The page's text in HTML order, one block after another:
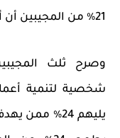
21٪ من المجيبين أن أعمالهم مستقرة وأداؤها جيد.
شخصية لتنمية
يليهم 24٪